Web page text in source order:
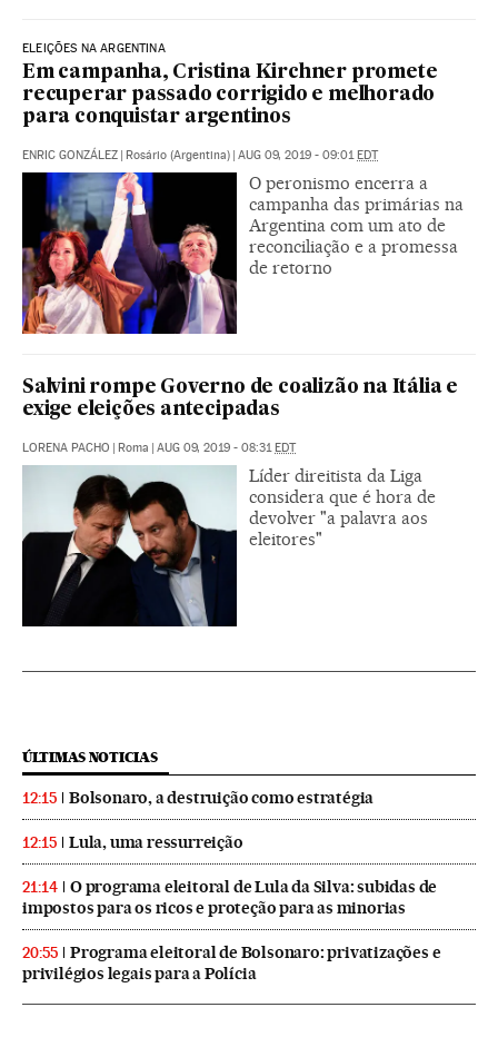
ELEIÇÕES NA ARGENTINA
Em campanha, Cristina Kirchner promete
recuperar passado corrigido e melhorado
para conquistar argentinos
ENRIC GONZÁLEZ | Rosário (Argentina) | AUG 09, 2019 - 09:01EDT
O peronismo encerra a
campanha das primárias na
Argentina com um ato de
reconciliação e a promessa
de retorno
Salvini rompe Governo de coalizão na Itália e
exige eleições antecipadas
LORENA PACHO | Roma | AUG 09, 2019 - 08:31EDT
Líder direitista da Liga
considera que é hora de
devolver "a palavra aos
eleitores"
ÚLTIMAS NOTICIAS
12:15 Bolsonaro, a destruição como estratégia
12:15 Lula, uma ressurreição
21:14
O programa eleitoral de Lula da Silva: subidas de
impostos para os ricos e proteção para as minorias
20:55
Programa eleitoral de Bolsonaro: privatizações e
privilégios legais para a Polícia